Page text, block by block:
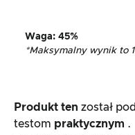
Waga: 45%
*Maksymalny wynik to
Produkt ten został
testom praktycznym .